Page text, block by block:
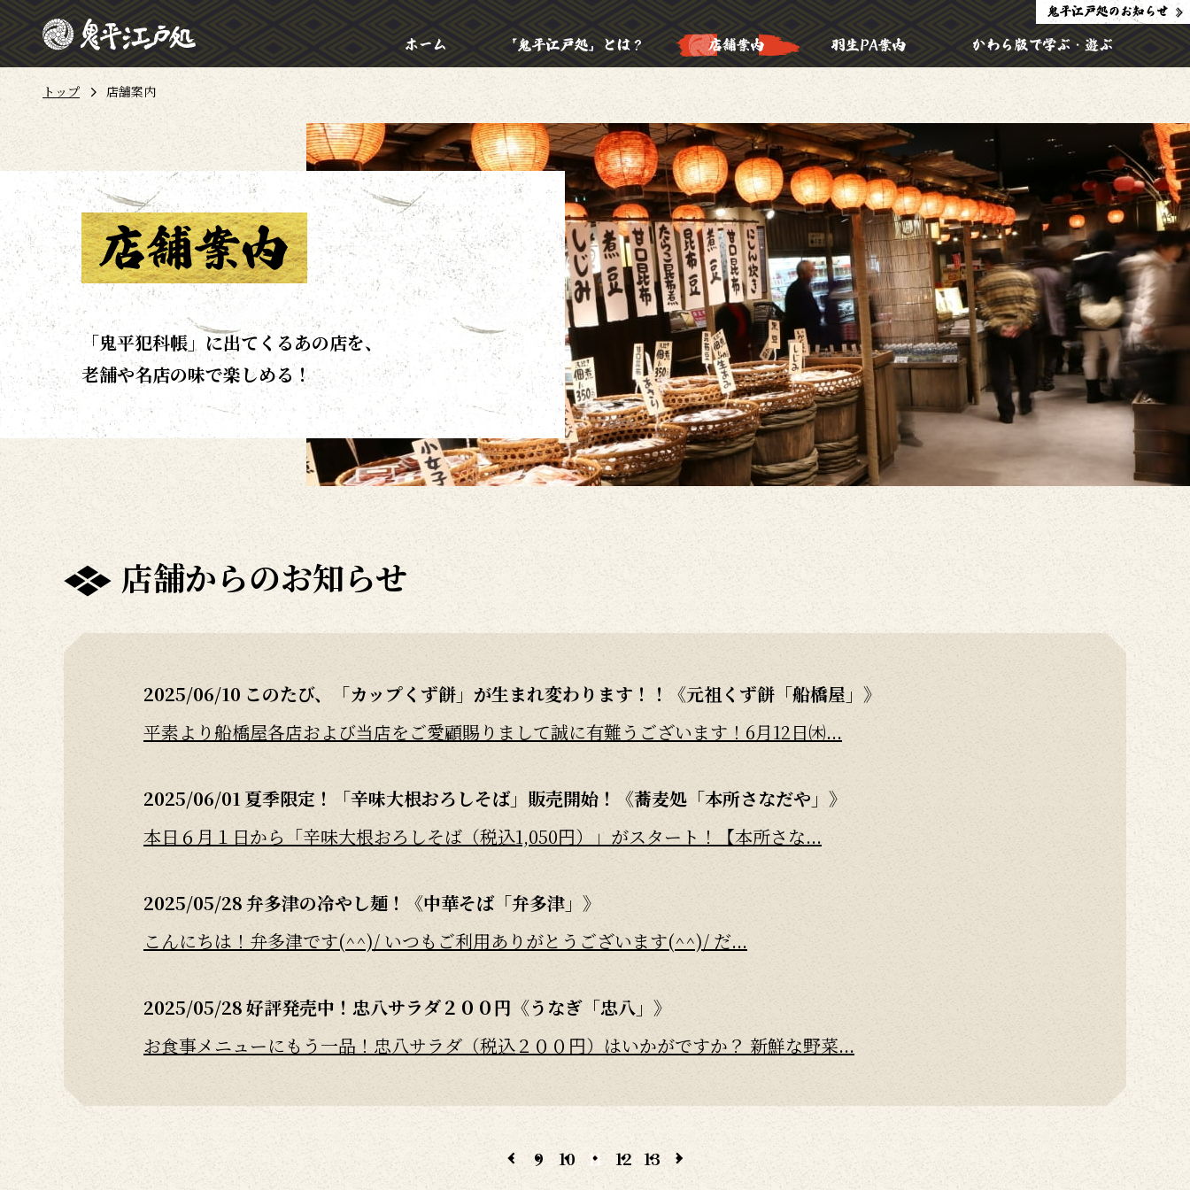
トップ 店舗案内
「鬼平犯科帳」に出てくるあの店を、
老舗や名店の味で楽しめる！
店舗からのお知らせ
2025/06/10 このたび、「カップくず餅」が生まれ変わります！！《元祖くず餅「船橋屋」》
平素より船橋屋各店および当店をご愛顧賜りまして誠に有難うございます！6月12日㈭...
2025/06/01 夏季限定！「辛味大根おろしそば」販売開始！《蕎麦処「本所さなだや」》
本日６月１日から「辛味大根おろしそば（税込1,050円）」がスタート！【本所さな...
2025/05/28弁多津の冷やし麺！《中華そば「弁多津」》
こんにちは！弁多津です(^^)/ いつもご利用ありがとうございます(^^)/ だ...
2025/05/28好評発売中！忠八サラダ２００円《うなぎ「忠八」》
お食事メニューにもう一品！忠八サラダ（税込２００円）はいかがですか？ 新鮮な野菜...
2025/05/26鬼平江戸処LINEクーポン特典「バニラアイス・トッピング」サービスのお知らせでございます！
平素より船橋屋各店および当店をご愛顧賜りまして誠に有難うございます！鬼平江戸処L...
9 10 11 12 13